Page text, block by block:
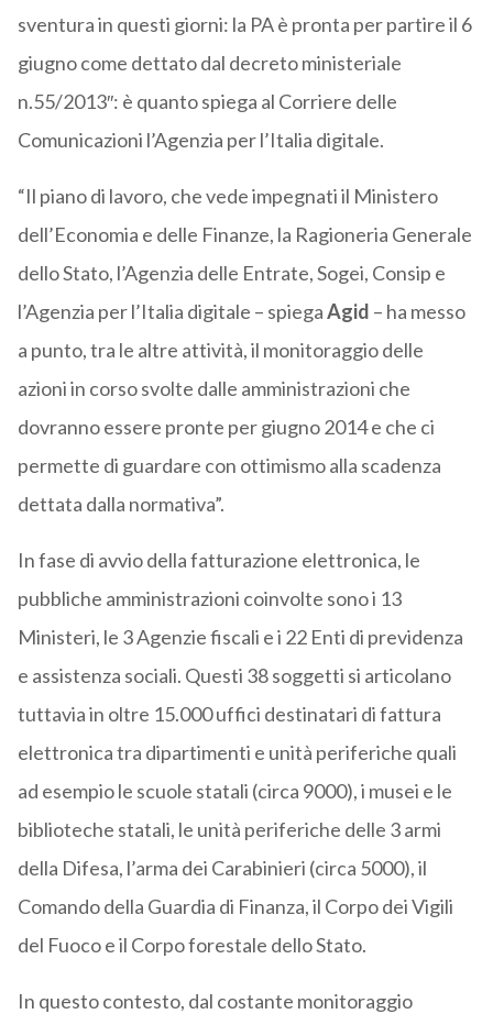
sventura in questi giorni: la PA è pronta per partire il 6
giugno come dettato dal decreto ministeriale
n.55/2013″: è quanto spiega al Corriere delle
Comunicazioni l’Agenzia per l’Italia digitale.
“Il piano di lavoro, che vede impegnati il Ministero
dell’Economia e delle Finanze, la Ragioneria Generale
dello Stato, l’Agenzia delle Entrate, Sogei, Consip e
l’Agenzia per l’Italia digitale – spiegaAgid – ha messo
a punto, tra le altre attività, il monitoraggio delle
azioni in corso svolte dalle amministrazioni che
dovranno essere pronte per giugno 2014 e che ci
permette di guardare con ottimismo alla scadenza
dettata dalla normativa”.
In fase di avvio della fatturazione elettronica, le
pubbliche amministrazioni coinvolte sono i 13
Ministeri, le 3 Agenzie fiscali e i 22 Enti di previdenza
e assistenza sociali. Questi 38 soggetti si articolano
tuttavia in oltre 15.000 uffici destinatari di fattura
elettronica tra dipartimenti e unità periferiche quali
ad esempio le scuole statali (circa 9000), i musei e le
biblioteche statali, le unità periferiche delle 3 armi
della Difesa, l’arma dei Carabinieri (circa 5000), il
Comando della Guardia di Finanza, il Corpo dei Vigili
del Fuoco e il Corpo forestale dello Stato.
In questo contesto, dal costante monitoraggio